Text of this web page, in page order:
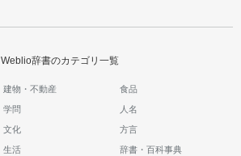
Weblio辞書のカテゴリ一覧
建物・不動産 食品
学問 人名
文化 方言
生活 辞書・百科事典